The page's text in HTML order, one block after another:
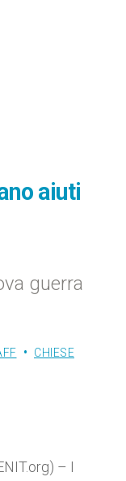
aiuti
guerra
CHIESE
– I